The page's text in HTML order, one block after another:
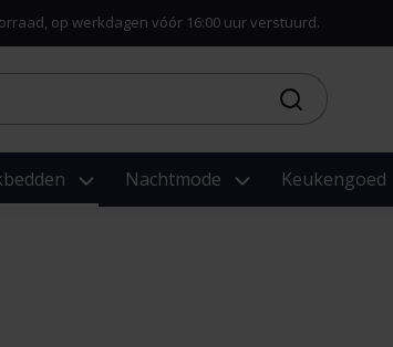
op werkdagen vóór 16:00 uur verstuurd.
Nachtmode Keukengoed